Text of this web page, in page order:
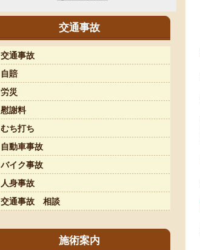
交通事故
交通事故
自賠
労災
慰謝料
むち打ち
自動車事故
バイク事故
人身事故
交通事故 相談
施術案内